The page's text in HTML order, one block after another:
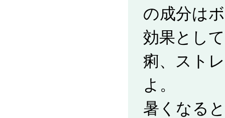
の成分は
効果とし
痢、スト
よ。
暑くなる